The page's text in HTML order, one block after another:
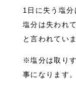
1日に失う塩
塩分は失われ
と言われていま
※塩分は取り
事になります。